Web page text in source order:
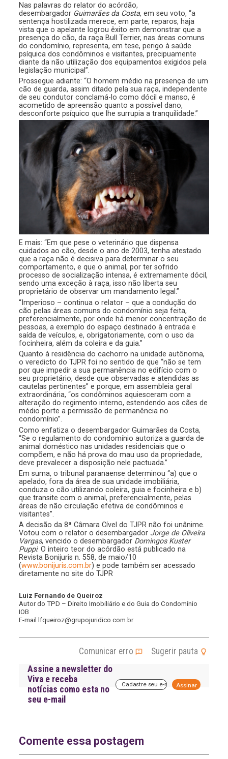
Nas palavras do relator do acórdão,
desembargador Guimarães da Costa, em seu voto, “a
sentença hostilizada merece, em parte, reparos, haja
vista que o apelante logrou êxito em demonstrar que a
presença do cão, da raça Bull Terrier, nas áreas comuns
do condomínio, representa, em tese, perigo à saúde
psíquica dos condôminos e visitantes, precipuamente
diante da não utilização dos equipamentos exigidos pela
legislação municipal”.
Prossegue adiante: “O homem médio na presença de um
cão de guarda, assim ditado pela sua raça, independente
de seu condutor conclamá-lo como dócil e manso, é
acometido de apreensão quanto a possível dano,
desconforte psíquico que lhe surrupia a tranquilidade.”
E mais: “Em que pese o veterinário que dispensa
cuidados ao cão, desde o ano de 2003, tenha atestado
que a raça não é decisiva para determinar o seu
comportamento, e que o animal, por ter sofrido
processo de socialização intensa, é extremamente dócil,
sendo uma exceção à raça, isso não liberta seu
proprietário de observar um mandamento legal.”
“Imperioso – continua o relator – que a condução do
cão pelas áreas comuns do condomínio seja feita,
preferencialmente, por onde há menor concentração de
pessoas, a exemplo do espaço destinado à entrada e
saída de veículos, e, obrigatoriamente, com o uso da
focinheira, além da coleira e da guia.”
Quanto à residência do cachorro na unidade autônoma,
o veredicto do TJPR foi no sentido de que “não se tem
por que impedir a sua permanência no edifício com o
seu proprietário, desde que observadas e atendidas as
cautelas pertinentes” e porque, em assembleia geral
extraordinária, “os condôminos aquiesceram com a
alteração do regimento interno, estendendo aos cães de
médio porte a permissão de permanência no
condomínio”.
Como enfatiza o desembargador Guimarães da Costa,
“Se o regulamento do condomínio autoriza a guarda de
animal doméstico nas unidades residenciais que o
compõem, e não há prova do mau uso da propriedade,
deve prevalecer a disposição nele pactuada.”
Em suma, o tribunal paranaense determinou “a) que o
apelado, fora da área de sua unidade imobiliária,
conduza o cão utilizando coleira, guia e focinheira e b)
que transite com o animal, preferencialmente, pelas
áreas de não circulação efetiva de condôminos e
visitantes”.
A decisão da 8ª Câmara Cível do TJPR não foi unânime.
Votou com o relator o desembargador Jorge de Oliveira
Vargas, vencido o desembargador Domingos Kuster
Puppi. O inteiro teor do acórdão está publicado na
Revista Bonijuris n. 558, de maio/10
(www.bonijuris.com.br) e pode também ser acessado
diretamente no site do TJPR
Luiz Fernando de Queiroz
Autor do TPD – Direito Imobiliário e do Guia do Condomínio
IOB
E-mail lfqueiroz@grupojuridico.com.br
Comunicar erro
Sugerir pauta
Assine a newsletter do
Viva e receba
notícias como esta no
seu e-mail
i
Comente essa postagem